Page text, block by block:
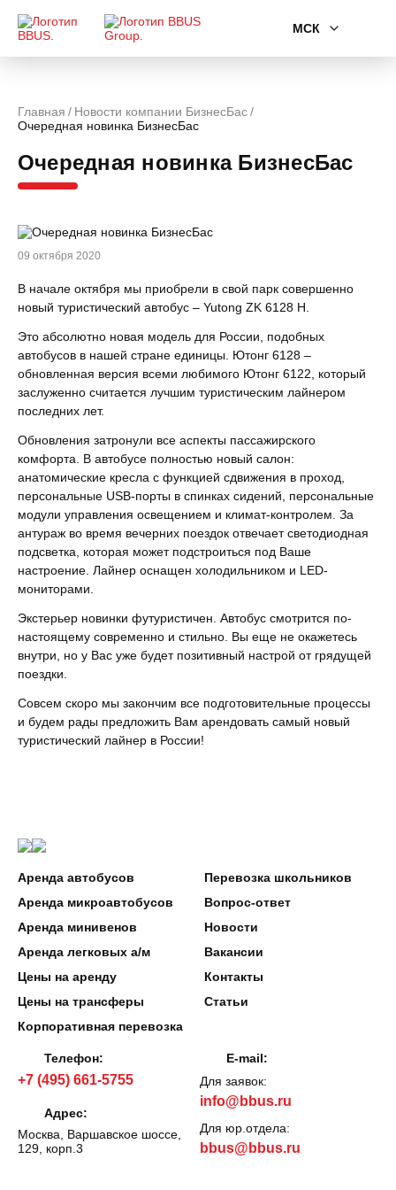
МСК
Главная
Новости компании БизнесБас
Очередная новинка БизнесБас
Очередная новинка БизнесБас
09 октября 2020
В начале октября мы приобрели в свой парк совершенно
новый туристический автобус – Yutong ZK 6128 H.
Это абсолютно новая модель для России, подобных
автобусов в нашей стране единицы. Ютонг 6128 –
обновленная версия всеми любимого Ютонг 6122, который
заслуженно считается лучшим туристическим лайнером
последних лет.
Обновления затронули все аспекты пассажирского
комфорта. В автобусе полностью новый салон:
анатомические кресла с функцией сдвижения в проход,
персональные USB-порты в спинках сидений, персональные
модули управления освещением и климат-контролем. За
антураж во время вечерних поездок отвечает светодиодная
подсветка, которая может подстроиться под Ваше
настроение. Лайнер оснащен холодильником и LED-
мониторами.
Экстерьер новинки футуристичен. Автобус смотрится по-
настоящему современно и стильно. Вы еще не окажетесь
внутри, но у Вас уже будет позитивный настрой от грядущей
поездки.
Совсем скоро мы закончим все подготовительные процессы
и будем рады предложить Вам арендовать самый новый
туристический лайнер в России!
Аренда автобусов
Аренда микроавтобусов
Аренда минивенов
Аренда легковых а/м
Цены на аренду
Цены на трансферы
Корпоративная перевозка
Перевозка школьников
Вопрос-ответ
Новости
Вакансии
Контакты
Статьи
Телефон:
+7 (495) 661-5755
Адрес:
Москва, Варшавское шоссе,
129, корп.3
E-mail:
Для заявок:
info@bbus.ru
Для юр.отдела:
bbus@bbus.ru